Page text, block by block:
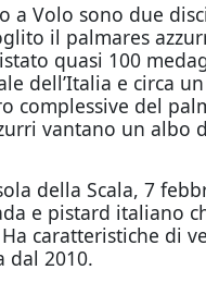
a Volo sono due
il palmares
quasi 100
dell’Italia e circa
complessive del
vantano un albo
della Scala, 7
e pistard italiano
caratteristiche di
dal 2010.